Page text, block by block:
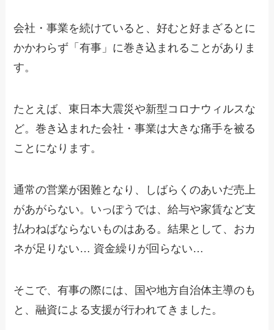
会社・事業を続けていると、好むと好まざるとに
かかわらず「有事」に巻き込まれることがありま
す。
たとえば、東日本大震災や新型コロナウィルスな
ど。巻き込まれた会社・事業は大きな痛手を被る
ことになります。
通常の営業が困難となり、しばらくのあいだ売上
があがらない。いっぽうでは、給与や家賃など支
払わねばならないものはある。結果として、おカ
ネが足りない… 資金繰りが回らない…
そこで、有事の際には、国や地方自治体主導のも
と、融資による支援が行われてきました。